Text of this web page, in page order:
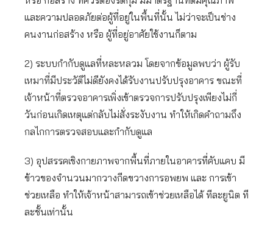
และความปลอดภัยต่อผู้ที่อยู่ในพื้นที่นั้น ไม่ว่าจะเป็นช่าง
คนงานก่อสร้าง หรือ ผู้ที่อยู่อาศัยใช้งานก็ตาม
2) ระบบกำกับดูแลที่หละหลวม โดยจากข้อมูลพบว่า ผู้รับ
เหมาที่มีประวัติไม่ดียังคงได้รับงานปรับปรุงอาคาร ขณะที่
เจ้าหน้าที่ตรวจอาคารเพิ่งเข้าตรวจการปรับปรุงเพียงไม่กี่
วันก่อนเกิดเหตุแต่กลับไม่สั่งระงับงาน ทำให้เกิดคำถามถึง
กลไกการตรวจสอบและกำกับดูแล
3) อุปสรรคเชิงกายภาพจากพื้นที่ภายในอาคารที่คับแคบ มี
ข้าวของจำนวนมากวางกีดขวางการอพยพ และ การเข้า
ช่วยเหลือ ทำให้เจ้าหน้าสามารถเข้าช่วยเหลือได้ ทีละยูนิต ที
ละชั้นเท่านั้น